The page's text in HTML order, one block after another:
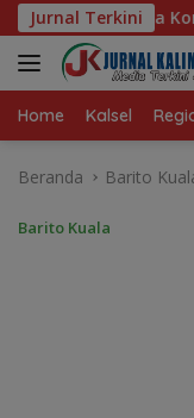
Langsung
ke
konten
Jurnal Terkini
Pemkot
Home Kalsel
Beranda Barito
Barito Kuala